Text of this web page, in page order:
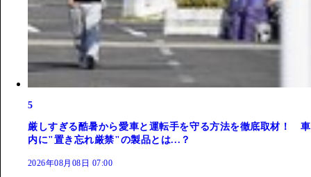
5
厳しすぎる酷暑から愛車と運転手を守る方法を徹底取材！ 車
内に"置き忘れ厳禁"の製品とは...？
2026年08月08日 07:00